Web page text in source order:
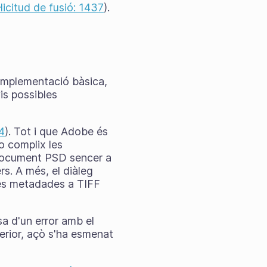
de fusió: 1437).
bàsica,
possibles
). Tot i que Adobe és
complix les
PSD sencer a
A més, el diàleg
metadades a TIFF
d'un error amb el
açò s'ha esmenat